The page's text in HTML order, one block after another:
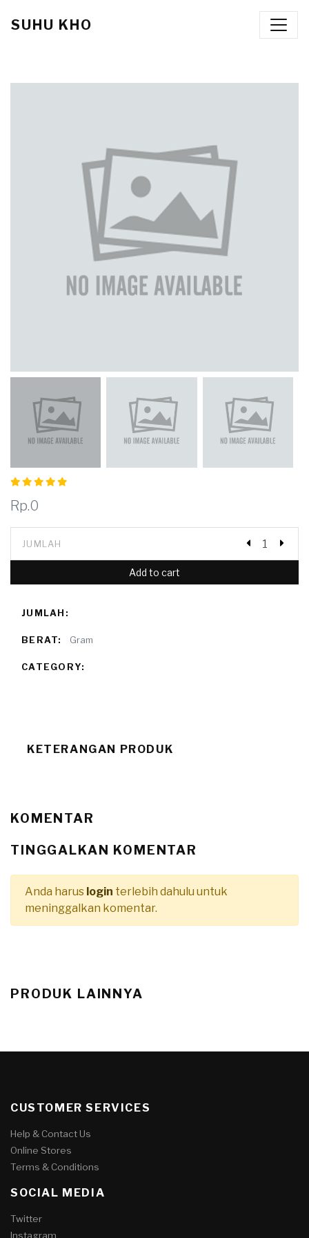
SUHU KHO
Rp.0
JUMLAH
Add to cart
JUMLAH:
BERAT: Gram
CATEGORY:
KETERANGAN PRODUK
KOMENTAR
TINGGALKAN KOMENTAR
Anda harus login terlebih dahulu untuk
meninggalkan komentar.
PRODUK LAINNYA
CUSTOMER SERVICES
Help & Contact Us
Online Stores
Terms & Conditions
SOCIAL MEDIA
Twitter
Instagram